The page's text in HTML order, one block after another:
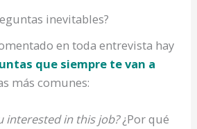
inevitables?
en toda entrevista hay
que siempre te van a
más comunes:
interested in this job?¿Por qué